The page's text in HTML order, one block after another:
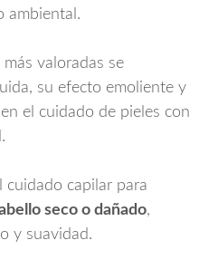
ambiental.
valoradas se
su efecto emoliente y
el cuidado de pieles con
cuidado capilar para
seco o dañado,
y suavidad.